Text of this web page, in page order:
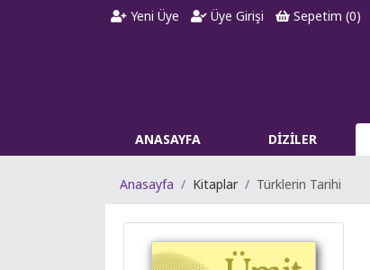
Yeni Üye Üye Girişi Sepetim (0)
ANASAYFA DİZİLER
Anasayfa Kitaplar Türklerin Tarihi